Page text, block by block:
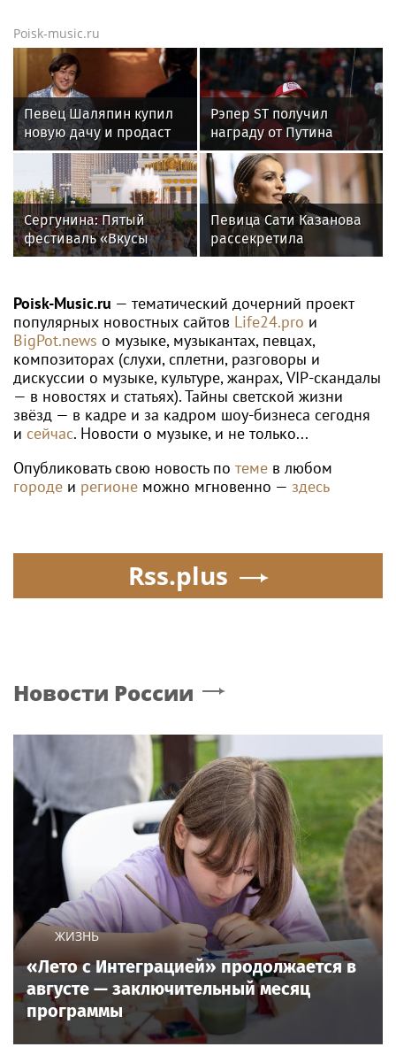
Poisk-music.ru
Певец Шаляпин купил
новую дачу и продаст
старую
Рэпер ST получил
награду от Путина
Сергунина: Пятый
фестиваль «Вкусы
России» пройдет в
Певица Сати Казанова
рассекретила
«безгрешное, чистое,
Poisk-Music.ru — тематический дочерний проект
популярных новостных сайтов Life24.pro и
BigPot.news о музыке, музыкантах, певцах,
композиторах (слухи, сплетни, разговоры и
дискуссии о музыке, культуре, жанрах, VIP-скандалы
— в новостях и статьях). Тайны светской жизни
звёзд — в кадре и за кадром шоу-бизнеса сегодня
и сейчас. Новости о музыке, и не только...
Опубликовать свою новость по теме в любом
городе и регионе можно мгновенно — здесь
Rss.plus
Новости России
ЖИЗНЬ
«Лето с Интеграцией» продолжается в
августе — заключительный месяц
программы